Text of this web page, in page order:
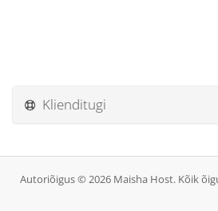
Klienditugi
Autoriõigus © 2026 Maisha Host. Kõik